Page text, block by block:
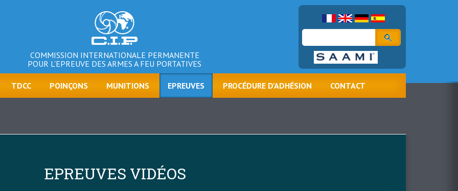
Rechercher
COMMISSION INTERNATIONALE PERMANENTE
POUR L'EPREUVE DES ARMES A FEU PORTATIVES
TDCC POINÇONS MUNITIONS EPREUVES PROCÉDURE D'ADHÉSION CONTACT
EPREUVES VIDÉOS